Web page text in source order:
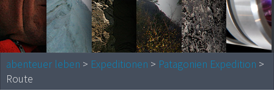
abenteuer leben > Expeditionen > Patagonien Expedition >
Route